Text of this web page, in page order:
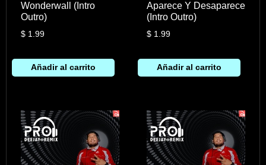
Wonderwall (Intro
Outro)
$1.99
Añadir al carrito
Aparece Y Desaparece
(Intro Outro)
$ 1.99
Añadir al carrito